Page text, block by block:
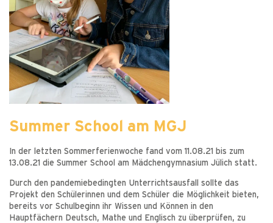
Summer School am MGJ
In der letzten Sommerferienwoche fand vom 11.08.21 bis zum
13.08.21 die Summer School am Mädchengymnasium Jülich statt.
Durch den pandemiebedingten Unterrichtsausfall sollte das
Projekt den Schülerinnen und dem Schüler die Möglichkeit bieten,
bereits vor Schulbeginn ihr Wissen und Können in den
Hauptfächern Deutsch, Mathe und Englisch zu überprüfen, zu